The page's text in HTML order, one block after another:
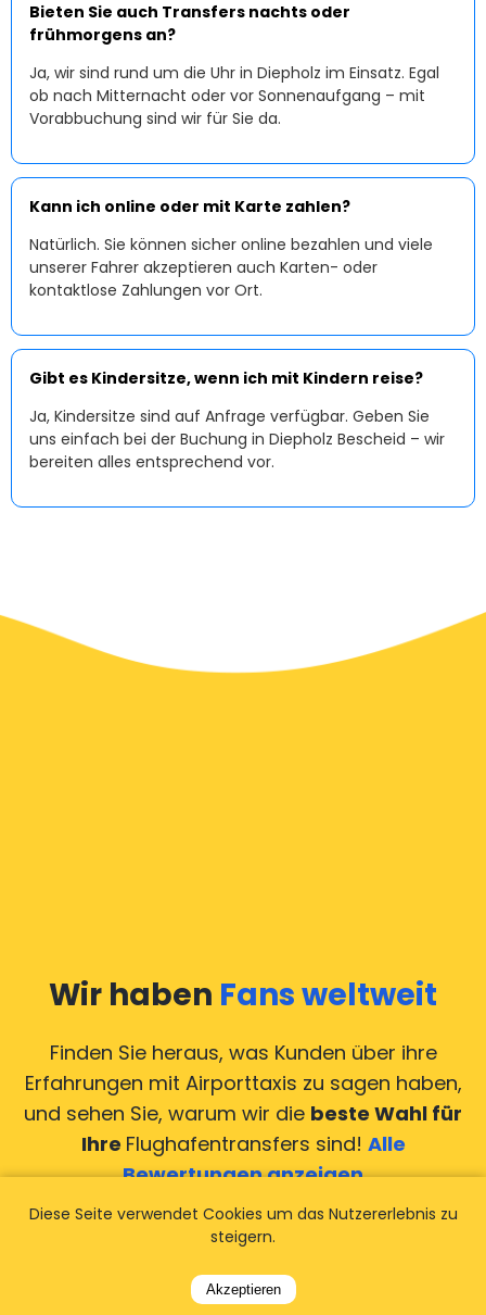
Bieten Sie auch Transfers nachts oder
frühmorgens an?
Ja, wir sind rund um die Uhr in Diepholz im Einsatz. Egal
ob nach Mitternacht oder vor Sonnenaufgang – mit
Vorabbuchung sind wir für Sie da.
Kann ich online oder mit Karte zahlen?
Natürlich. Sie können sicher online bezahlen und viele
unserer Fahrer akzeptieren auch Karten- oder
kontaktlose Zahlungen vor Ort.
Gibt es Kindersitze, wenn ich mit Kindern reise?
Ja, Kindersitze sind auf Anfrage verfügbar. Geben Sie
uns einfach bei der Buchung in Diepholz Bescheid – wir
bereiten alles entsprechend vor.
Wir haben Fans weltweit
Finden Sie heraus, was Kunden über ihre
Erfahrungen mit Airporttaxis zu sagen haben,
und sehen Sie, warum wir die beste Wahl für
Ihre Flughafentransfers sind! Alle
Bewertungen anzeigen
Diese Seite verwendet Cookies um das Nutzererlebnis zu
steigern.
Akzeptieren